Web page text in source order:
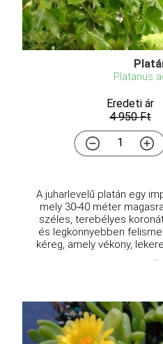
Platanus
Eredeti ár
4 950 Ft
A juharlevelű platán egy
mely 30-40 méter
széles, terebélyes
és legkönnyebben
kéreg, amely vékony,
...